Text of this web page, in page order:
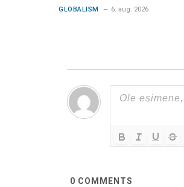
GLOBALISM 6. aug. 2026
0 COMMENTS